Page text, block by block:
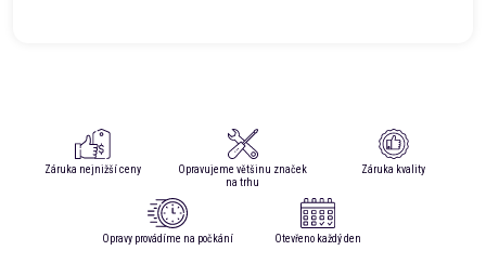
Záruka nejnižší ceny
Opravujeme většinu značek
na trhu
Záruka kvality
Opravy provádíme na počkání Otevřeno každý den